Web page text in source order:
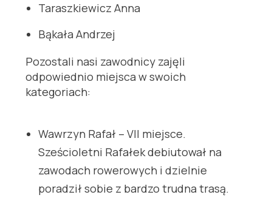
Taraszkiewicz Anna
Bąkała Andrzej
Pozostali nasi zawodnicy zajęli
odpowiednio miejsca w swoich
kategoriach:
Wawrzyn Rafał – VII miejsce.
Sześcioletni Rafałek debiutował na
zawodach rowerowych i dzielnie
poradził sobie z bardzo trudna trasą.